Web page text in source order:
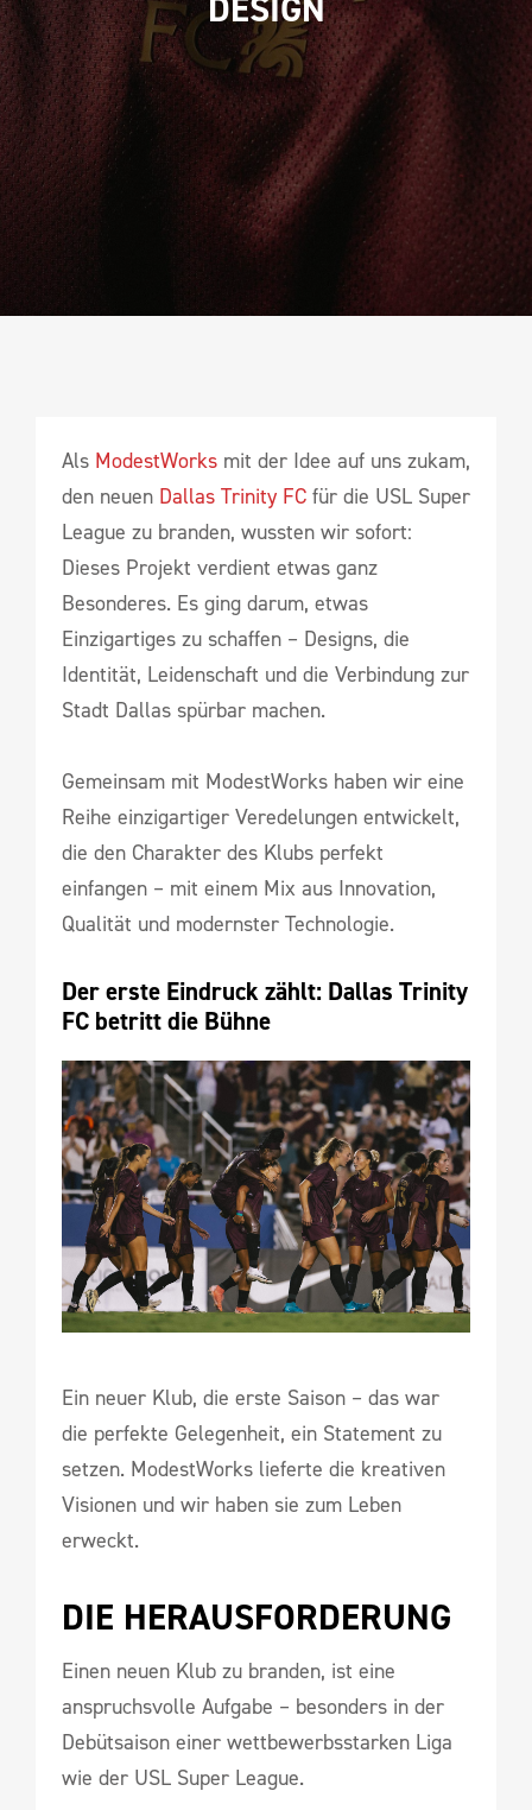
Als ModestWorks mit der Idee auf uns zukam,
den neuen Dallas Trinity FC für die USL Super
League zu branden, wussten wir sofort:
Dieses Projekt verdient etwas ganz
Besonderes. Es ging darum, etwas
Einzigartiges zu schaffen – Designs, die
Identität, Leidenschaft und die Verbindung zur
Stadt Dallas spürbar machen.
Gemeinsam mit ModestWorks haben wir eine
Reihe einzigartiger Veredelungen entwickelt,
die den Charakter des Klubs perfekt
einfangen – mit einem Mix aus Innovation,
Qualität und modernster Technologie.
Der erste Eindruck zählt: Dallas Trinity
FC betritt die Bühne
Ein neuer Klub, die erste Saison – das war
die perfekte Gelegenheit, ein Statement zu
setzen. ModestWorks lieferte die kreativen
Visionen und wir haben sie zum Leben
erweckt.
DIE HERAUSFORDERUNG
Einen neuen Klub zu branden, ist eine
anspruchsvolle Aufgabe – besonders in der
Debütsaison einer wettbewerbsstarken Liga
wie der USL Super League.